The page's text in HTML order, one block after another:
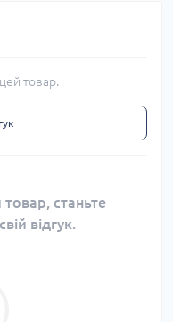
товар.
товар, станьте
відгук.